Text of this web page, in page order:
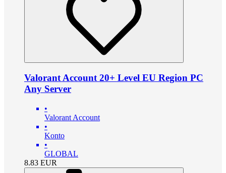
Valorant Account 20+ Level EU Region PC
Any Server
•
Valorant Account
•
Konto
•
GLOBAL
8.83 EUR